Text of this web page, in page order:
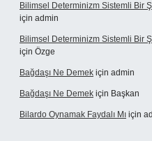
Bilimsel Determinizm Sistemli Bir
için admin
Bilimsel Determinizm Sistemli Bir
için Özge
Bağdaşı Ne Demek için admin
Bağdaşı Ne Demek için Başkan
Bilardo Oynamak Faydalı Mı için